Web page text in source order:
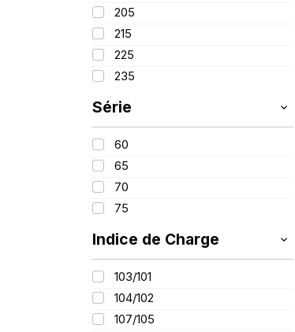
205
215
225
235
Série
60
65
70
75
Indice de Charge
103/101
104/102
107/105